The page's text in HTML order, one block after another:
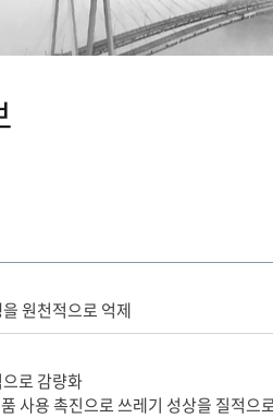
원천적으로 억제
로 감량화
사용 촉진으로 쓰레기 성상을 질적으